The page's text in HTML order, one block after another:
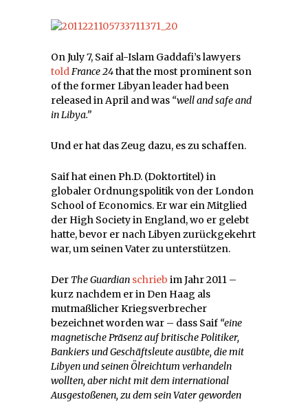
On July 7, Saif al-Islam Gaddafi’s lawyers
toldFrance 24that the most prominent son
of the former Libyan leader had been
released in April and was “well and safe and
in Libya.”
Und er hat das Zeug dazu, es zu schaffen.
Saif hat einen Ph.D. (Doktortitel) in
globaler Ordnungspolitik von der London
School of Economics. Er war ein Mitglied
der High Society in England, wo er gelebt
hatte, bevor er nach Libyen zurückgekehrt
war, um seinen Vater zu unterstützen.
Der The Guardian schrieb im Jahr 2011 –
kurz nachdem er in Den Haag als
mutmaßlicher Kriegsverbrecher
bezeichnet worden war – dass Saif “eine
magnetische Präsenz auf britische Politiker,
Bankiers und Geschäftsleute ausübte, die mit
Libyen und seinen Ölreichtum verhandeln
wollten, aber nicht mit dem international
Ausgestoßenen, zu dem sein Vater geworden